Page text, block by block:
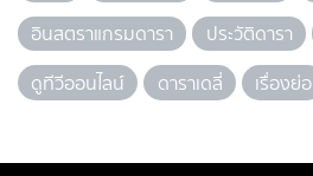
อินสตราแกรมดารา
ประวัติดารา
ดูทีวีออนไลน์
ดาราเดลี่ เรื่องย่อ